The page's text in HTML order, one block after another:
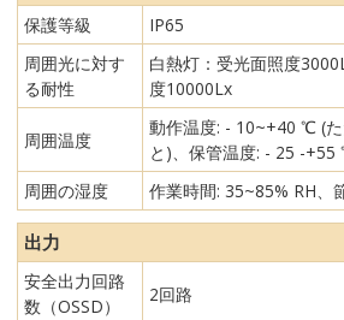
保護等級
IP65
周囲光に対す
る耐性
白熱灯：受光面照度
度10000Lx
周囲温度
動作温度: - 10~+40 ℃ (
と)、保管温度: - 25 -
周囲の湿度
作業時間: 35~85% RH、
出力
安全出力回路
数（OSSD）
2回路